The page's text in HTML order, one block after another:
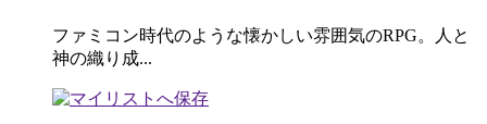
ファミコン時代のような懐かしい雰囲気のRPG。人と
神の織り成...